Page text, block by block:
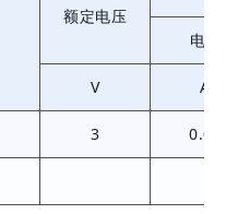
额定电压
电流
V A
3 0.04